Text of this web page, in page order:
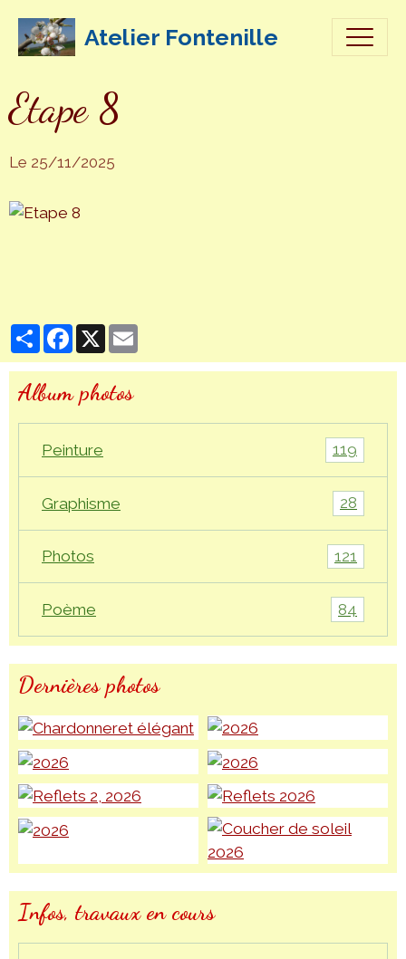
Atelier Fontenille
Etape 8
Le 25/11/2025
PartagerFacebook
X
Album photos
Peinture 119
Graphisme 28
Photos 121
Poème 84
Dernières photos
Infos, travaux en cours